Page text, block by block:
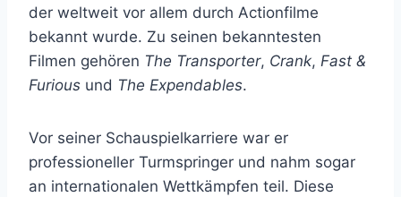
der weltweit vor allem durch Actionfilme
bekannt wurde. Zu seinen bekanntesten
Filmen gehören The Transporter, Crank, Fast &
Furious und The Expendables.
Vor seiner Schauspielkarriere war er
professioneller Turmspringer und nahm sogar
an internationalen Wettkämpfen teil. Diese